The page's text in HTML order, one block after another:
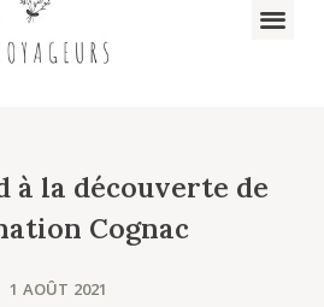
à la découverte de
Cognac
1 AOÛT 2021